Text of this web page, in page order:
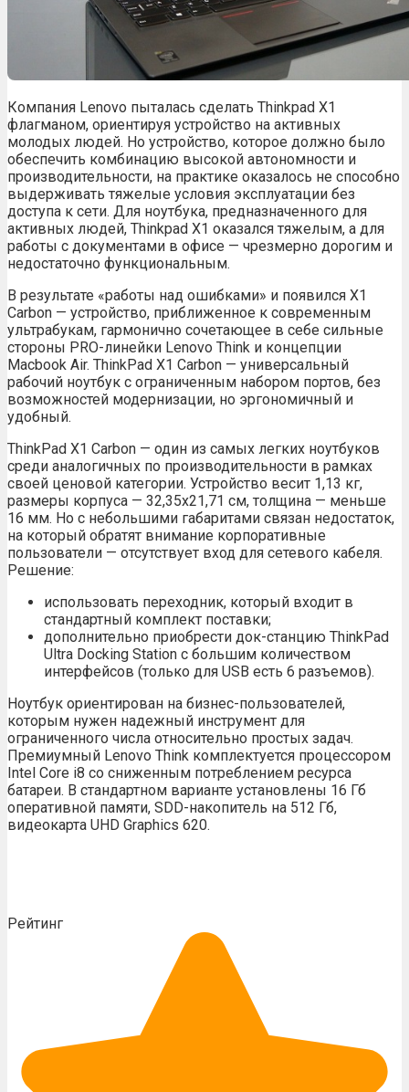
Компания Lenovo пыталась сделать Thinkpad X1
флагманом, ориентируя устройство на активных
молодых людей. Но устройство, которое должно было
обеспечить комбинацию высокой автономности и
производительности, на практике оказалось не способно
выдерживать тяжелые условия эксплуатации без
доступа к сети. Для ноутбука, предназначенного для
активных людей, Thinkpad X1 оказался тяжелым, а для
работы с документами в офисе — чрезмерно дорогим и
недостаточно функциональным.
В результате «работы над ошибками» и появился X1
Carbon — устройство, приближенное к современным
ультрабукам, гармонично сочетающее в себе сильные
стороны PRO-линейки Lenovo Think и концепции
Macbook Air. ThinkPad X1 Carbon — универсальный
рабочий ноутбук с ограниченным набором портов, без
возможностей модернизации, но эргономичный и
удобный.
ThinkPad X1 Carbon — один из самых легких ноутбуков
среди аналогичных по производительности в рамках
своей ценовой категории. Устройство весит 1,13 кг,
размеры корпуса — 32,35х21,71 см, толщина — меньше
16 мм. Но с небольшими габаритами связан недостаток,
на который обратят внимание корпоративные
пользователи — отсутствует вход для сетевого кабеля.
Решение:
использовать переходник, который входит в
стандартный комплект поставки;
дополнительно приобрести док-станцию ThinkPad
Ultra Docking Station с большим количеством
интерфейсов (только для USB есть 6 разъемов).
Ноутбук ориентирован на бизнес-пользователей,
которым нужен надежный инструмент для
ограниченного числа относительно простых задач.
Премиумный Lenovo Think комплектуется процессором
Intel Core i8 со сниженным потреблением ресурса
батареи. В стандартном варианте установлены 16 Гб
оперативной памяти, SDD-накопитель на 512 Гб,
видеокарта UHD Graphics 620.
Рейтинг